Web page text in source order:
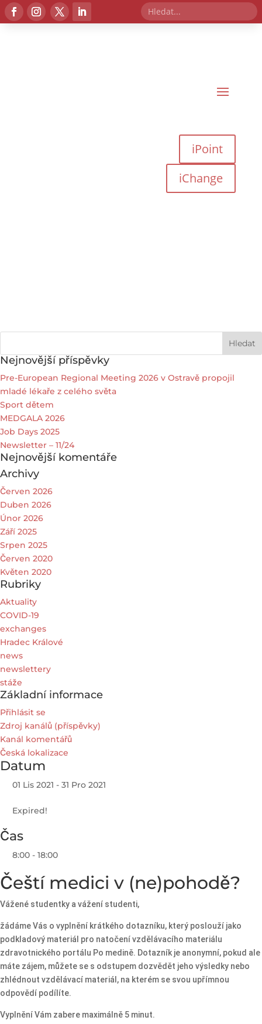
iPoint
iChange
Nejnovější příspěvky
Pre-European Regional Meeting 2026 v Ostravě propojil
mladé lékaře z celého světa
Sport dětem
MEDGALA 2026
Job Days 2025
Newsletter – 11/24
Nejnovější komentáře
Archivy
Červen 2026
Duben 2026
Únor 2026
Září 2025
Srpen 2025
Červen 2020
Květen 2020
Rubriky
Aktuality
COVID-19
exchanges
Hradec Králové
news
newslettery
stáže
Základní informace
Přihlásit se
Zdroj kanálů (příspěvky)
Kanál komentářů
Česká lokalizace
Datum
01 Lis 2021 - 31 Pro 2021
Expired!
Čas
8:00 - 18:00
Čeští medici v (ne)pohodě?
Vážené studentky a vážení studenti,
žádáme Vás o vyplnění krátkého dotazníku, který poslouží jako
podkladový materiál pro natočení vzdělávacího materiálu
zdravotnického portálu Po medině. Dotazník je anonymní, pokud ale
máte zájem, můžete se s odstupem dozvědět jeho výsledky nebo
zhlédnout vzdělávací materiál, na kterém se svou upřímnou
odpovědí podílíte.
Vyplnění Vám zabere maximálně 5 minut.